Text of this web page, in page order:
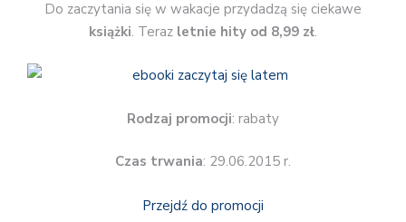
Do zaczytania się w wakacje przydadzą się ciekawe
książki. Teraz letnie hity od 8,99 zł.
Rodzaj promocji: rabaty
Czas trwania: 29.06.2015 r.
Przejdź do promocji